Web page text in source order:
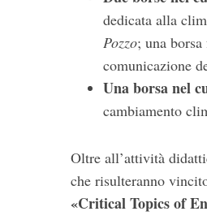
dedicata alla
Pozzo; una
comunicazione
Una borsa nel
cambiamento
Oltre all’attività
che risulteranno
«Critical Topics of